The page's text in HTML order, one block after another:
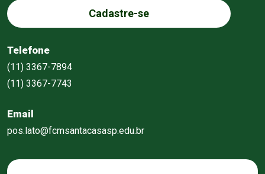
Cadastre-se
Telefone
(11) 3367-7894
(11) 3367-7743
Email
pos.lato@fcmsantacasasp.edu.br